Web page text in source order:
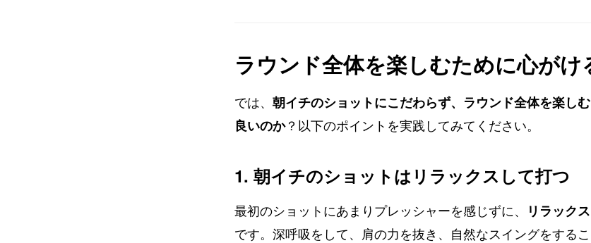
ラウンド全体を楽しむために心がけ
では、 朝イチのショットにこだわらず、ラウンド全体を楽し
良いのか？以下のポイントを実践してみてください。
1. 朝イチのショットはリラックスして打つ
最初のショットにあまりプレッシャーを感じずに、
リラック
です。深呼吸をして、肩の力を抜き、自然なスイングをする